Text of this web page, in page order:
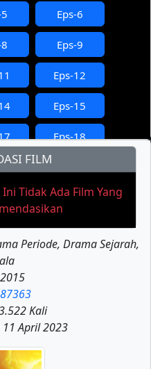
Eps-6
Eps-9
Eps-12
Eps-15
Eps-18
Eps-24
Eps-27
Eps-36
FILM
Tidak Ada Film Yang
Periode, Drama Sejarah,
87363
Kali
11 April 2023